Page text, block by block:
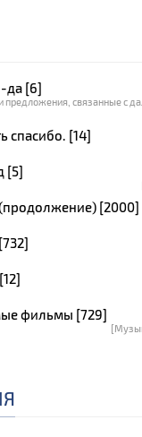
да [6]
предложения, связанные с
спасибо. [14]
[5]
[2000]
фильмы [729]